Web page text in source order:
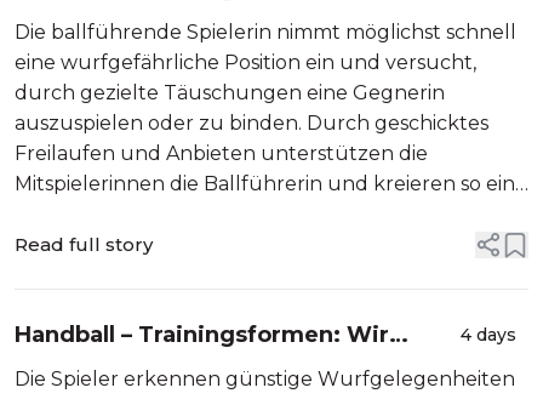
haben den Ball: Variantenreich
Überzahlsituationen kreieren
Die ballführende Spielerin nimmt möglichst schnell
eine wurfgefährliche Position ein und versucht,
durch gezielte Täuschungen eine Gegnerin
auszuspielen oder zu binden. Durch geschicktes
Freilaufen und Anbieten unterstützen die
Mitspielerinnen die Ballführerin und kreieren so eine
Moment und mit der nötigen Distanz von d...
Read full story
Handball – Trainingsformen: Wir
haben den Ball: Variantenreich und
4 days
Die Spieler erkennen günstige Wurfgelegenheiten